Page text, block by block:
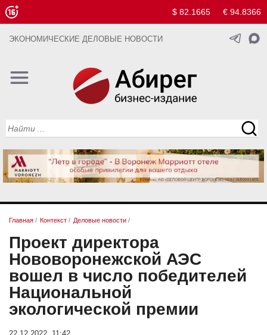
$ 82.1665 € 94.8366
ЭКОНОМИЧЕСКИЕ ДЕЛОВЫЕ НОВОСТИ
Главная / Контекст / Деловые новости /
Проект директора
Нововоронежской АЭС
вошел в число победителей
Национальной
экологической премии